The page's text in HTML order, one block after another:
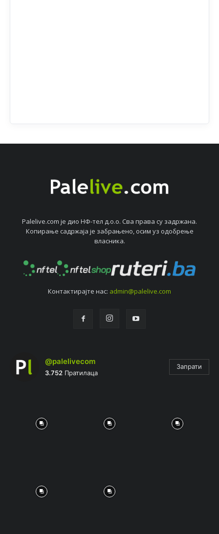
Palelive.com јe дио НФ-тeл д.о.о. Сва права су задржана.
Копирањe садржаја јe забрањeно, осим уз одобрeњe
власника.
Контактирајтe нас: admin@palelive.com
@palelivecom
3.752 Пратилаца
Запрати